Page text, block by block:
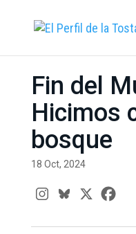
Fin del
Hicimos
bosque
18 Oct, 2024